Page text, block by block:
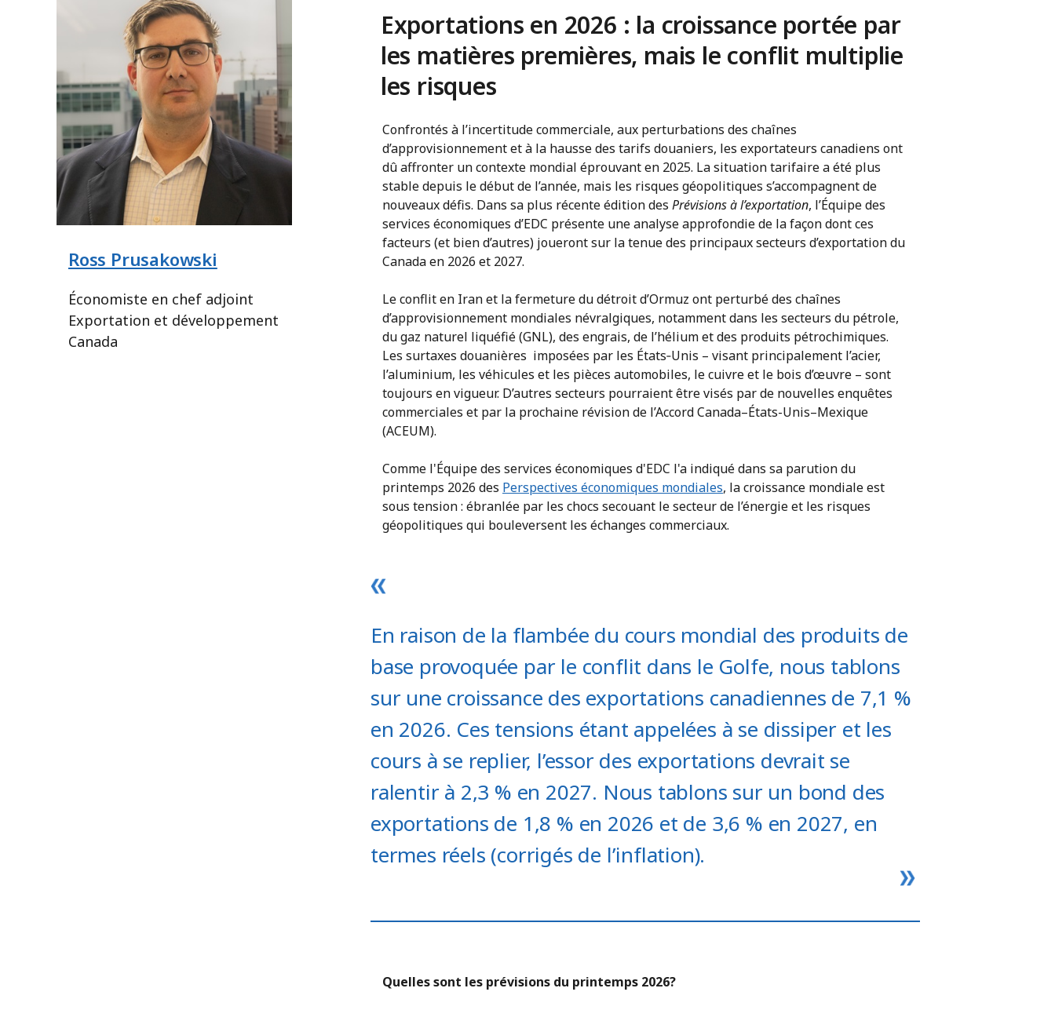
Ross Prusakowski
Économiste en chef adjoint
Exportation et développement
Canada
Exportations en 2026 : la croissance portée par
les matières premières, mais le conflit multiplie
les risques
Confrontés à l’incertitude commerciale, aux perturbations des chaînes
d’approvisionnement et à la hausse des tarifs douaniers, les exportateurs canadiens ont
dû affronter un contexte mondial éprouvant en 2025. La situation tarifaire a été plus
stable depuis le début de l’année, mais les risques géopolitiques s’accompagnent de
nouveaux défis. Dans sa plus récente édition des Prévisions à l’exportation, l’Équipe des
services économiques d’EDC présente une analyse approfondie de la façon dont ces
facteurs (et bien d’autres) joueront sur la tenue des principaux secteurs d’exportation du
Canada en 2026 et 2027.
Le conflit en Iran et la fermeture du détroit d’Ormuz ont perturbé des chaînes
d’approvisionnement mondiales névralgiques, notamment dans les secteurs du pétrole,
du gaz naturel liquéfié (GNL), des engrais, de l’hélium et des produits pétrochimiques.
Les surtaxes douanières imposées par les États‑Unis – visant principalement l’acier,
l’aluminium, les véhicules et les pièces automobiles, le cuivre et le bois d’œuvre – sont
toujours en vigueur. D’autres secteurs pourraient être visés par de nouvelles enquêtes
commerciales et par la prochaine révision de l’Accord Canada–États-Unis–Mexique
(ACEUM).
Comme l'Équipe des services économiques d'EDC l'a indiqué dans sa parution du
printemps 2026 des Perspectives économiques mondiales, la croissance mondiale est
sous tension : ébranlée par les chocs secouant le secteur de l’énergie et les risques
géopolitiques qui bouleversent les échanges commerciaux.
En raison de la flambée du cours mondial des produits de
base provoquée par le conflit dans le Golfe, nous tablons
sur une croissance des exportations canadiennes de 7,1 %
en 2026. Ces tensions étant appelées à se dissiper et les
cours à se replier, l’essor des exportations devrait se
ralentir à 2,3 % en 2027. Nous tablons sur un bond des
exportations de 1,8 % en 2026 et de 3,6 % en 2027, en
termes réels (corrigés de l’inflation).
Quelles sont les prévisions du printemps 2026?